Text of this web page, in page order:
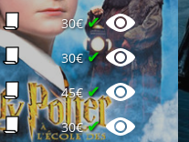
30€✔
30€✔
45€✔
30€✔